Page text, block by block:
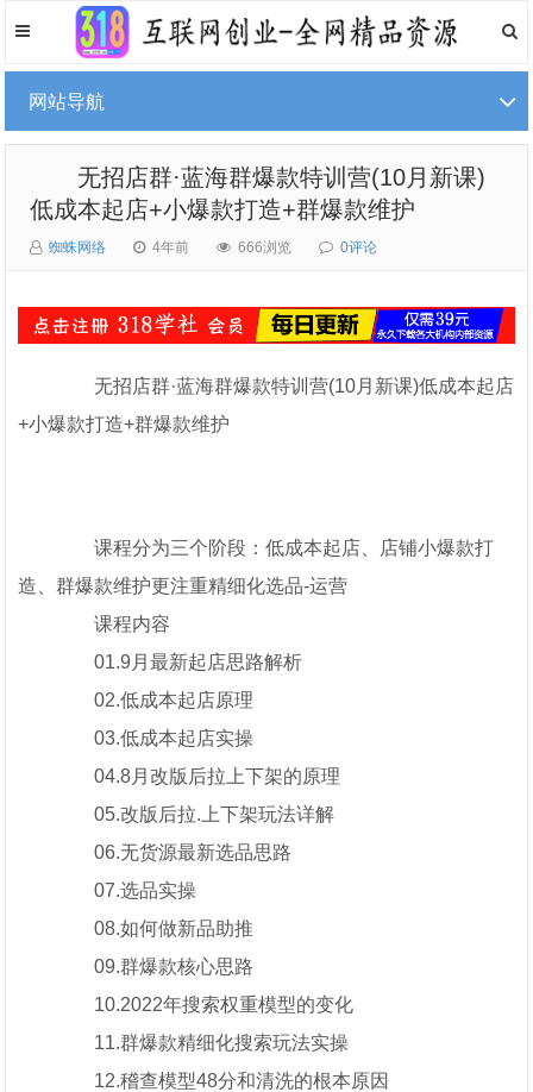
网站导航
无招店群·蓝海群爆款特训营(10月新课)
低成本起店+小爆款打造+群爆款维护
蜘蛛网络 4年前 666浏览 0评论
无招店群·蓝海群爆款特训营(10月新课)低成本起店
+小爆款打造+群爆款维护
课程分为三个阶段：低成本起店、店铺小爆款打
造、群爆款维护更注重精细化选品-运营
课程内容
01.9月最新起店思路解析
02.低成本起店原理
03.低成本起店实操
04.8月改版后拉上下架的原理
05.改版后拉.上下架玩法详解
06.无货源最新选品思路
07.选品实操
08.如何做新品助推
09.群爆款核心思路
10.2022年搜索权重模型的变化
11.群爆款精细化搜索玩法实操
12.稽查模型48分和清洗的根本原因